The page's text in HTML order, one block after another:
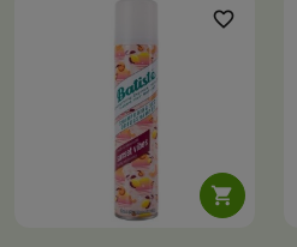

favorite_border